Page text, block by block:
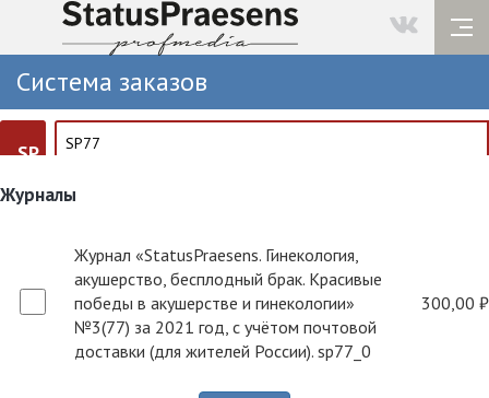
Система заказов
SP
Журналы
Журнал «StatusPraesens. Гинекология,
акушерство, бесплодный брак. Красивые
победы в акушерстве и гинекологии»
№3(77) за 2021 год, с учётом почтовой
доставки (для жителей России). sp77_0
300,00 ₽